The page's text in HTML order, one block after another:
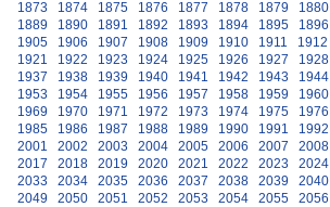
1873
1874 1875 1876 1877 1878 1879 1880
1889
1890 1891 1892 1893 1894 1895 1896
1905
1906 1907 1908 1909 1910 1911 1912
1921
1922 1923 1924 1925 1926 1927 1928
1937
1938 1939 1940 1941 1942 1943 1944
1953
1954 1955 1956 1957 1958 1959 1960
1969
1970 1971 1972 1973 1974 1975 1976
1985
1986 1987 1988 1989 1990 1991 1992
2001
2002 2003 2004 2005 2006 2007 2008
2017
2018 2019 2020 2021 2022 2023 2024
2033
2034 2035 2036 2037 2038 2039 2040
2049
2050 2051 2052 2053 2054 2055 2056